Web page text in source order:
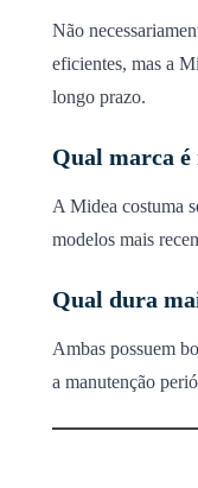
Não
eficientes, mas a
longo prazo.
Qual marca é
A Midea costuma
modelos mais
Qual dura
Ambas possuem
a manutenção